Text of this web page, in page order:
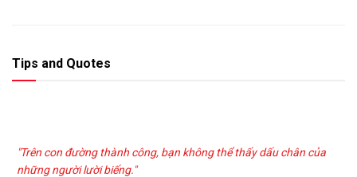
Tips and Quotes
"Trên con đường thành công, bạn không thể thấy dấu chân của
những người lười biếng."